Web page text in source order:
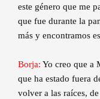
este género que me
que fue durante la
más y encontramos
Borja: Yo creo que a
que ha estado fuera
volver a las raíces,